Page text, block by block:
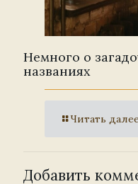
Немного о
названиях
Читать далее
Добавить